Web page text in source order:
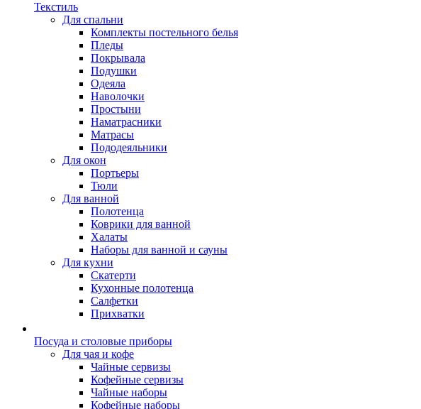
Текстиль
Для спальни
Комплекты постельного белья
Пледы
Покрывала
Подушки
Одеяла
Наволочки
Простыни
Наматрасники
Матрасы
Пододеяльники
Для окон
Портьеры
Тюли
Для ванной
Полотенца
Коврики для ванной
Халаты
Наборы для ванной и сауны
Для кухни
Скатерти
Кухонные полотенца
Салфетки
Прихватки
Посуда и столовые приборы
Для чая и кофе
Чайные сервизы
Кофейные сервизы
Чайные наборы
Кофейные наборы